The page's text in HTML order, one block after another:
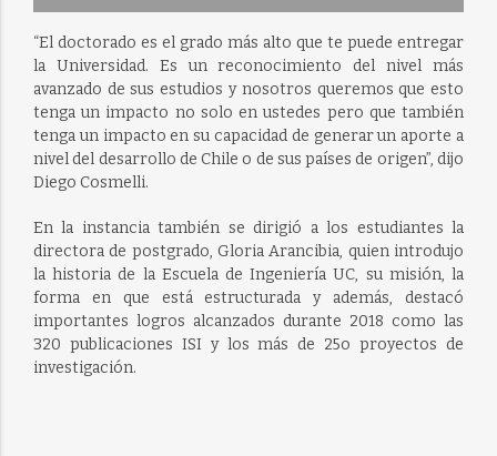
“El doctorado es el grado más alto que te puede entregar
la Universidad. Es un reconocimiento del nivel más
avanzado de sus estudios y nosotros queremos que esto
tenga un impacto no solo en ustedes pero que también
tenga un impacto en su capacidad de generar un aporte a
nivel del desarrollo de Chile o de sus países de origen”, dijo
Diego Cosmelli.
En la instancia también se dirigió a los estudiantes la
directora de postgrado, Gloria Arancibia, quien introdujo
la historia de la Escuela de Ingeniería UC, su misión, la
forma en que está estructurada y además, destacó
importantes logros alcanzados durante 2018 como las
320 publicaciones ISI y los más de 25o proyectos de
investigación.